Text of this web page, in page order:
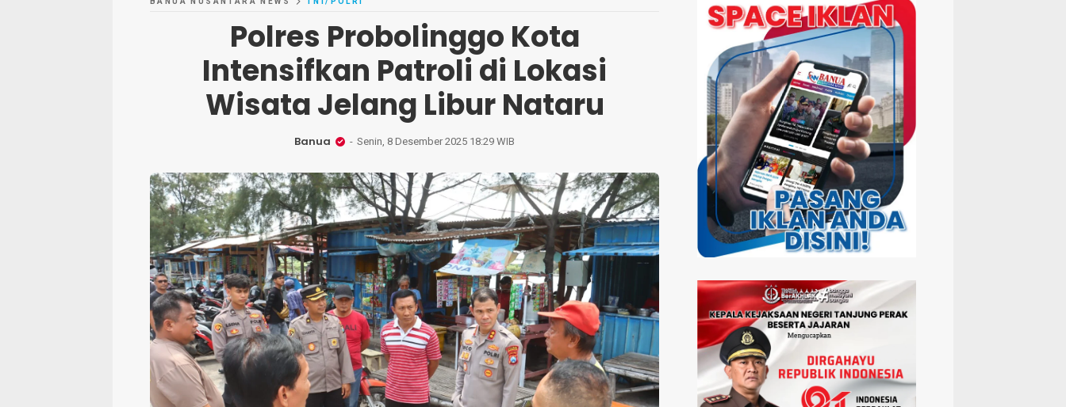
Polres Probolinggo Kota
Intensifkan Patroli di Lokasi
Wisata Jelang Libur Nataru
Banua Senin, 8 Desember 2025 18:29 WIB